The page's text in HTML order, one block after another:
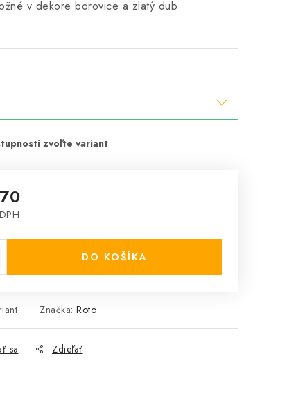
v dekore borovice a zlatý dub
DO KOŠÍKA
Značka: Roto
sa Zdieľať